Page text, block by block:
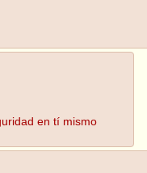
en tí mismo